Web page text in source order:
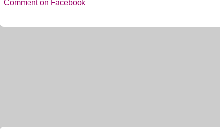
Comment on Facebook